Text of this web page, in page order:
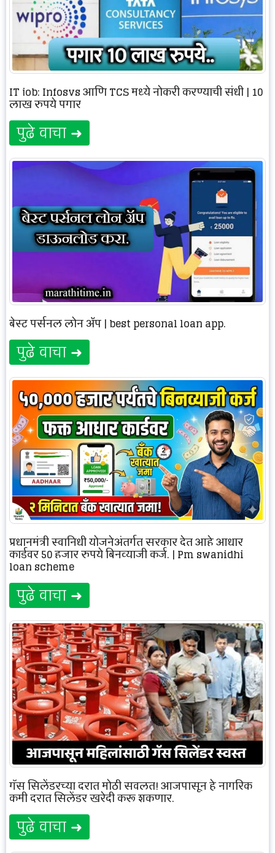
IT job: Infosys आणि TCS मध्ये नोकरी करण्याची संधी | 10
लाख रुपये पगार
पुढे वाचा ➜
बेस्ट पर्सनल लोन ॲप | best personal loan app.
पुढे वाचा ➜
प्रधानमंत्री स्वानिधी योजनेअंतर्गत सरकार देत आहे आधार
कार्डवर 50 हजार रुपये बिनव्याजी कर्ज. | Pm swanidhi
loan scheme
पुढे वाचा ➜
गॅस सिलेंडरच्या दरात मोठी सवलत! आजपासून हे नागरिक
कमी दरात सिलेंडर खरेदी करू शकणार.
पुढे वाचा ➜